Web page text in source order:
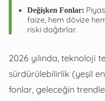
Değişken Fonlar:
faize, hem dövize
riski dağıtırlar.
2026 yılında, teknoloji
sürdürülebilirlik (yeşil
fonlar, geleceğin